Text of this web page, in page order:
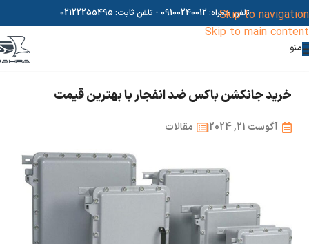
Skip to navigation
Skip to main content
تلفن همراه: 09100240012 - تلفن ثابت: 02122255495
منو
خرید جانکشن باکس ضد انفجار با بهترین قیمت
آگوست 21, 2024 مقالات